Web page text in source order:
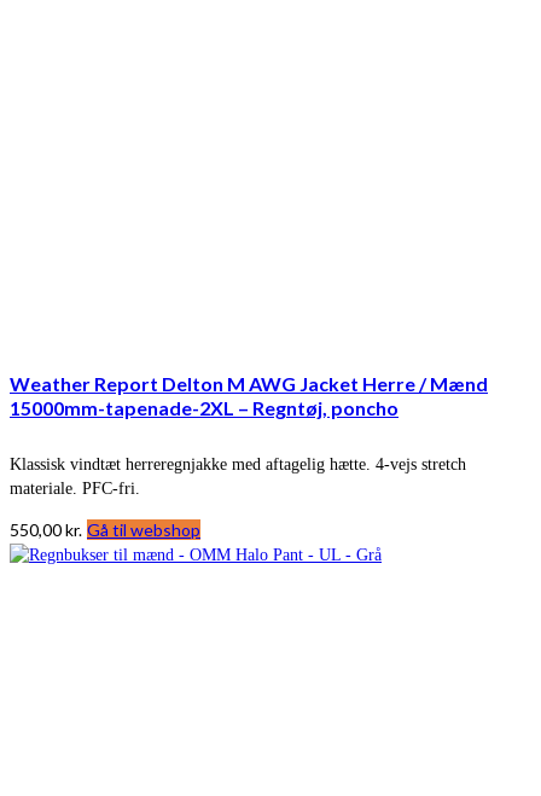
Weather Report Delton M AWG Jacket Herre / Mænd
15000mm-tapenade-2XL – Regntøj, poncho
Klassisk vindtæt herreregnjakke med aftagelig hætte. 4-vejs stretch
materiale. PFC-fri.
550,00kr. Gå til webshop